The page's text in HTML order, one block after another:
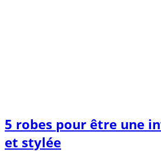
5 robes pour être une
et stylée